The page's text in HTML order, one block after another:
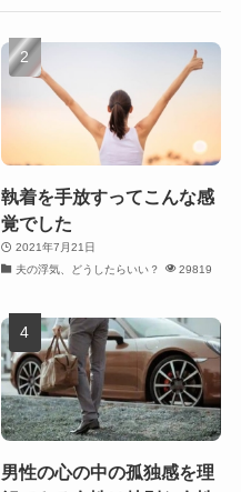
執着を手放すってこんな感
覚でした
2021年7月21日
夫の浮気、どうしたらいい？
29819
男性の心の中の孤独感を理